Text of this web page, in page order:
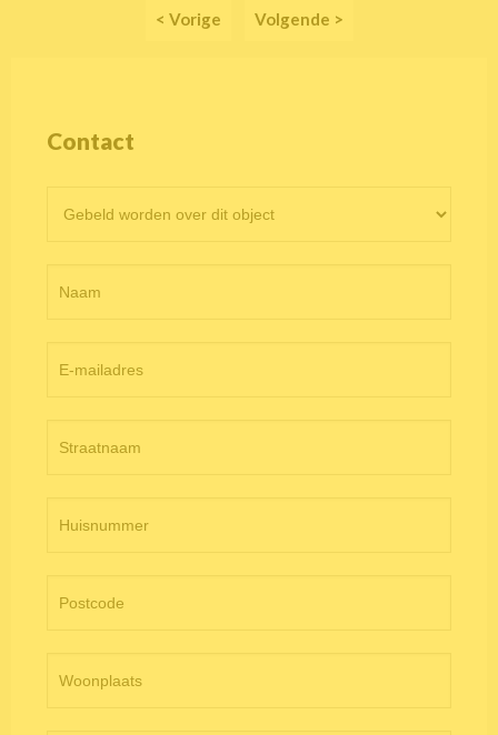
< Vorige Volgende >
Contact
objectpagina